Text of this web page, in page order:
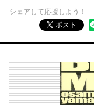
シェアして応援しよう！
ポスト